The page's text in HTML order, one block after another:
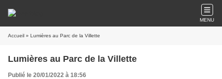
MENU
Accueil » Lumières au Parc de la Villette
Lumières au Parc de la Villette
Publié le 20/01/2022 à 18:56